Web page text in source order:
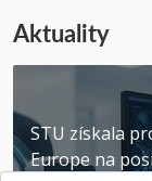
Aktuality
STU získala
Europe na